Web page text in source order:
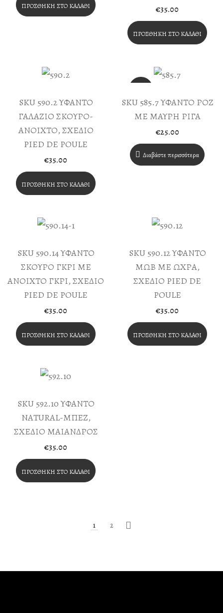
ΠΡΟΣΘΉΚΗ ΣΤΟ ΚΑΛΆΘΙ €35.00
ΠΡΟΣΘΉΚΗ ΣΤΟ ΚΑΛΆΘΙ
SKU 590.2 ΥΦΑΝΤΟ
ΓΑΛΑΖΙΟ ΣΚΟΥΡΟ-
ΑΝΟΙΧΤΟ, ΣΧΕΔΙΟ
PIED DE POULE
€35.00
ΠΡΟΣΘΉΚΗ ΣΤΟ ΚΑΛΆΘΙ
SKU 585.7 ΥΦΑΝΤΟ ΡΟΖ
ΜΕ ΜΑΥΡΗ ΡΙΓΑ
€25.00
Διαβάστε περισσότερα
SKU 590.14 ΥΦΑΝΤΟ
ΣΚΟΥΡΟ ΓΚΡΙ ΜΕ
ΑΝΟΙΧΤΟ ΓΚΡΙ, ΣΧΕΔΙΟ
PIED DE POULE
€35.00
ΠΡΟΣΘΉΚΗ ΣΤΟ ΚΑΛΆΘΙ
SKU 590.12 ΥΦΑΝΤΟ
ΜΩΒ ΜΕ ΩΧΡΑ,
ΣΧΕΔΙΟ PIED DE
POULE
€35.00
ΠΡΟΣΘΉΚΗ ΣΤΟ ΚΑΛΆΘΙ
SKU 592.10 ΥΦΑΝΤΟ
NATURAL-ΜΠΕΖ,
ΣΧΕΔΙΟ ΜΑΙΑΝΔΡΟΣ
€35.00
ΠΡΟΣΘΉΚΗ ΣΤΟ ΚΑΛΆΘΙ
1 2